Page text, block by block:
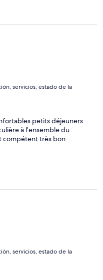
servicios, estado de la
petits déjeuners
à l'ensemble du
compétent très bon
servicios, estado de la